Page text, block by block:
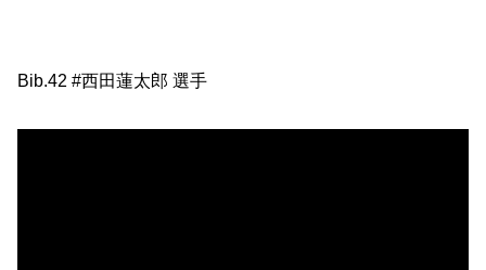
Bib.42 #西田蓮太郎 選手